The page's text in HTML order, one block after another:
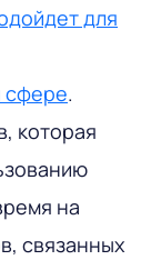
для
сфере.
которая
на
связанных